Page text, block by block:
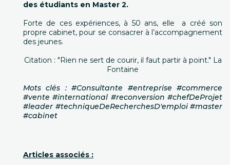
des étudiants en Master 2.
Forte de ces expériences, à 50 ans, elle a créé son
propre cabinet, pour se consacrer à l’accompagnement
des jeunes.
Citation : "Rien ne sert de courir, il faut partir à point." La
Fontaine
Mots clés : #Consultante #entreprise #commerce
#vente #international #reconversion #chefDeProjet
#leader #techniqueDeRecherchesD'emploi #master
#cabinet
Articles associés :